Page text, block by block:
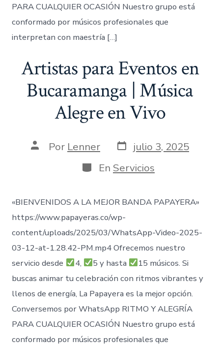
PARA CUALQUIER OCASIÓN Nuestro grupo está
conformado por músicos profesionales que
interpretan con maestría […]
Artistas para Eventos en
Bucaramanga | Música
Alegre en Vivo
AutorPor Lenner Fecha
de
publicación
julio 3, 2025
Categorías
En Servicios
«BIENVENIDOS A LA MEJOR BANDA PAPAYERA»
https://www.papayeras.co/wp-
content/uploads/2025/03/WhatsApp-Video-2025-
03-12-at-1.28.42-PM.mp4 Ofrecemos nuestro
servicio desde
4, 5 y hasta
15 músicos. Si
buscas animar tu celebración con ritmos vibrantes y
llenos de energía, La Papayera es la mejor opción.
Conversemos por WhatsApp RITMO Y ALEGRÍA
PARA CUALQUIER OCASIÓN Nuestro grupo está
conformado por músicos profesionales que